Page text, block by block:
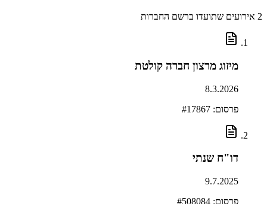
2 אירועים שתועדו ברשם החברות
מיזוג מרצון חברה קולטת
8.3.2026
פרסום: # 17867
דו"ח שנתי
9.7.2025
פרסום: # 508084